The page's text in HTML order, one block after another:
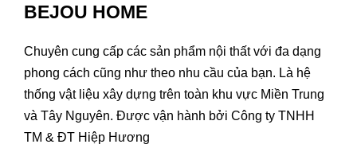
BEJOU HOME
Chuyên cung cấp các sản phẩm nội thất với đa dạng
phong cách cũng như theo nhu cầu của bạn. Là hệ
thống vật liệu xây dựng trên toàn khu vực Miền Trung
và Tây Nguyên. Được vận hành bởi Công ty TNHH
TM & ĐT Hiệp Hương